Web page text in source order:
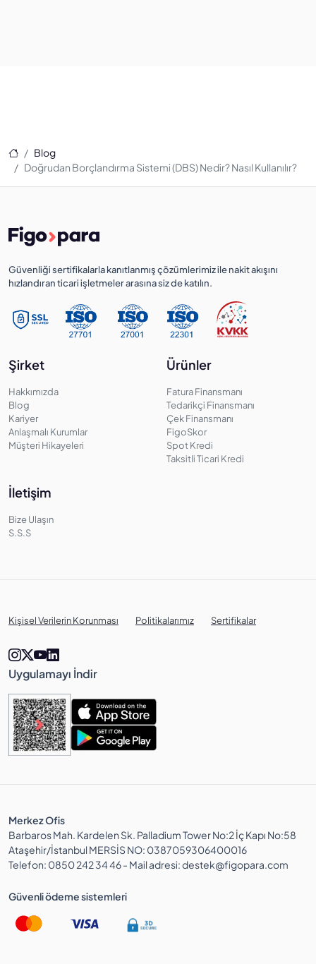
Ana Sayfa
Blog
Doğrudan Borçlandırma Sistemi (DBS) Nedir? Nasıl Kullanılır?
Güvenliği sertifikalarla kanıtlanmış çözümlerimiz ile nakit akışını
hızlandıran ticari işletmeler arasına siz de katılın.
Şirket
Hakkımızda
Blog
Kariyer
Anlaşmalı Kurumlar
Müşteri Hikayeleri
Ürünler
Fatura Finansmanı
Tedarikçi Finansmanı
Çek Finansmanı
FigoSkor
Spot Kredi
Taksitli Ticari Kredi
İletişim
Bize Ulaşın
S.S.S
Kişisel Verilerin Korunması Politikalarımız Sertifikalar
Uygulamayı İndir
Merkez Ofis
Barbaros Mah. Kardelen Sk. Palladium Tower No:2 İç Kapı No:58
Ataşehir/İstanbul MERSİS NO: 0387059306400016
Telefon: 0850 242 34 46 - Mail adresi: destek@figopara.com
Güvenli ödeme sistemleri